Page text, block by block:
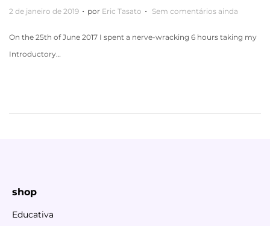
P
s
t
2 de janeiro de 2019 . por Eric Tasato . Sem comentários ainda
On the 25th of June 2017 I spent a nerve-wracking 6 hours taking my
Introductory…
shop
Educativa